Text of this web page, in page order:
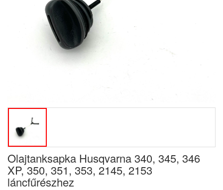
Olajtanksapka Husqvarna 340, 345, 346
XP, 350, 351, 353, 2145, 2153
láncfűrészhez